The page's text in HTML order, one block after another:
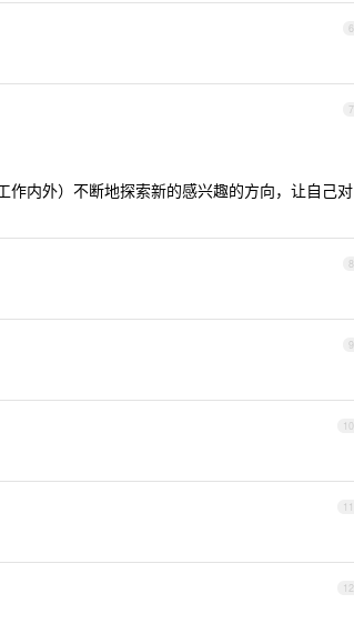
6
7
内外）不断地探索新的感兴趣的方向，让自己对
8
9
10
11
12